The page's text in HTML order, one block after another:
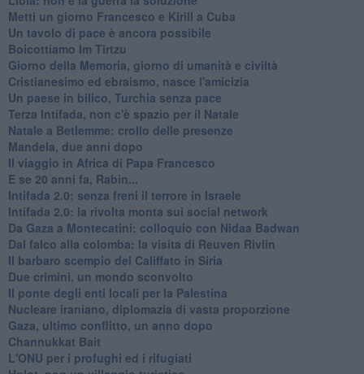
Metti un giorno Francesco e Kirill a Cuba
Un tavolo di pace è ancora possibile
Boicottiamo Im Tirtzu
Giorno della Memoria, giorno di umanità e civiltà
Cristianesimo ed ebraismo, nasce l'amicizia
Un paese in bilico, Turchia senza pace
Terza Intifada, non c'è spazio per il Natale
Natale a Betlemme: crollo delle presenze
Mandela, due anni dopo
Il viaggio in Africa di Papa Francesco
E se 20 anni fa, Rabin...
Intifada 2.0: senza freni il terrore in Israele
Intifada 2.0: la rivolta monta sui social network
Da Gaza a Montecatini: colloquio con Nidaa Badwan
Dal falco alla colomba: la visita di Reuven Rivlin
Il barbaro scempio del Califfato in Siria
Due crimini, un mondo sconvolto
Il ponte degli enti locali per la Palestina
Nucleare iraniano, diplomazia di vasta proporzione
Gaza, ultimo conflitto, un anno dopo
Channukkat Bait
L'ONU per i profughi ed i rifugiati